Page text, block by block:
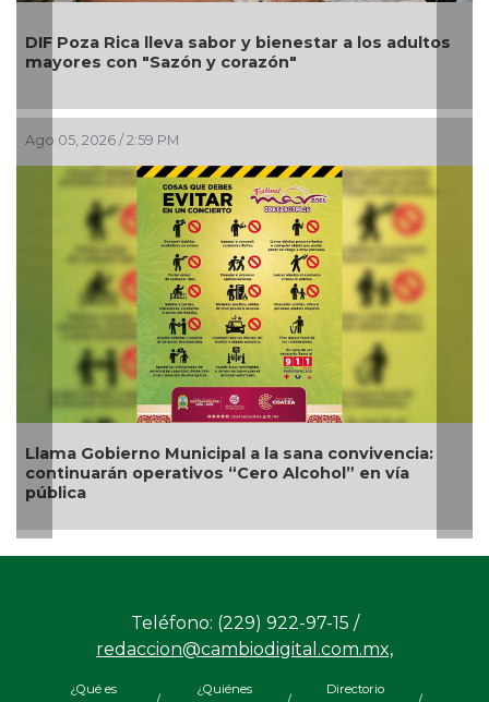
DIF Poza Rica lleva sabor y bienestar a los adultos
mayores con "Sazón y corazón"
Ago 05, 2026 / 2:59 PM
Llama Gobierno Municipal a la sana convivencia:
continuarán operativos “Cero Alcohol” en vía
pública
Teléfono: (229) 922-97-15 /
redaccion@cambiodigital.com.mx,
¿Qué es
¿Quiénes
Directorio